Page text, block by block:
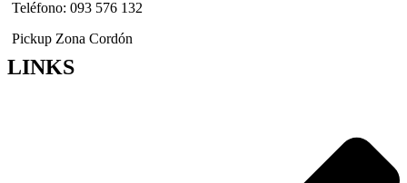
Teléfono: 093 576 132
Pickup Zona Cordón
LINKS